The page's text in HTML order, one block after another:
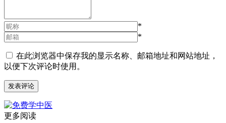
*
*
在此浏览器中保存我的显示名称、邮箱地址和网站地址，
以便下次评论时使用。
更多阅读